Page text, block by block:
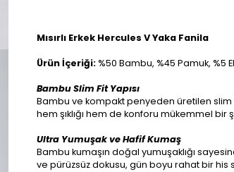
Mısırlı Erkek Hercules V Yaka Fanila
Ürün İçeriği:%50 Bambu, %45 Pamuk, %5
Bambu Slim Fit Yapısı
Bambu ve kompakt penyeden üretilen slim
hem şıklığı hem de konforu mükemmel
Ultra Yumuşak ve Hafif Kumaş
Bambu kumaşın doğal yumuşaklığı
ve pürüzsüz dokusu, gün boyu rahat bir his